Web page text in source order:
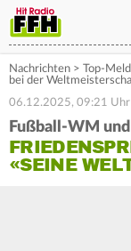
Nachrichten > Top-
bei der
06.12.2025, 09:21 Uhr
Fußball-WM
«SEINE